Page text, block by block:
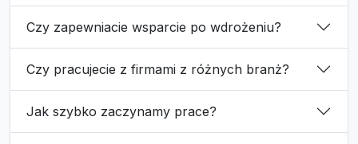
Czy zapewniacie wsparcie po wdrożeniu?
Czy pracujecie z firmami z różnych branż?
Jak szybko zaczynamy prace?